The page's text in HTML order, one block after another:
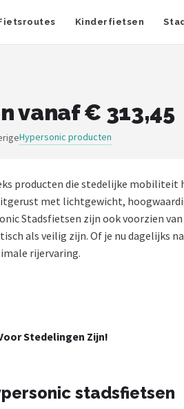
Kinderfietsen
vanaf € 313,45
Hypersonic producten
producten die stedelijke
met lichtgewicht,
Stadsfietsen zijn ook voorzien
als veilig zijn. Of je nu dagelijks
rijervaring.
Stedelingen Zijn!
stadsfietsen